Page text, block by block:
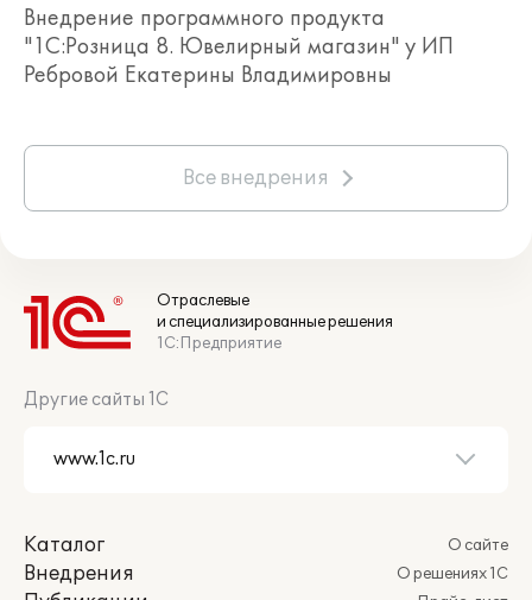
Внедрение программного продукта
"1С:Розница 8. Ювелирный магазин" у ИП
Ребровой Екатерины Владимировны
Все внедрения
Отраслевые
и специализированные решения
1С:Предприятие
Другие сайты 1С
Каталог
Внедрения
О сайте
О решениях 1С